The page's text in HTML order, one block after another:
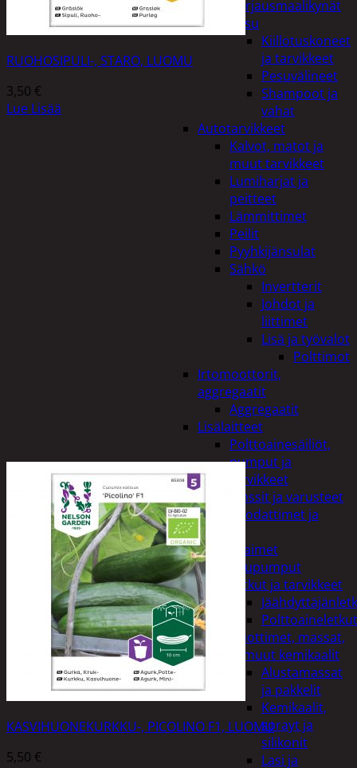
Korjausmaalikynät
Pesu
Kiillotuskoneet
ja tarvikkeet
Pesuvälineet
Shampoot ja
vahat
Autotarvikkeet
Kalvot, matot ja
muut tarvikkeet
Lumiharjat ja
peitteet
Lämmittimet
Peilit
Pyyhkijänsulat
Sähkö
Invertterit
Johdot ja
liittimet
Lisä ja työvalot
Polttimot
Irtomoottorit,
aggregaatit
Aggregaatit
Lisälaitteet
Polttoainesäiliöt,
pumput ja
tarvikkeet
Vinssit ja varusteet
Öljyt, suodattimet ja
nesteet
Avaimet
Imupumput
Letkut ja tarvikkeet
Polttoaineletkut
Liuottimet, massat,
ja muut kemikaalit
Alustamassat
ja pakkelit
Kemikaalit,
sprayt ja
silikonit
Lasi ja
RUOHOSIPULI-, STARO, LUOMU
3,50 €
Lue Lisää
KASVIHUONEKURKKU-, PICOLINO F1, LUOMU
5,50 €